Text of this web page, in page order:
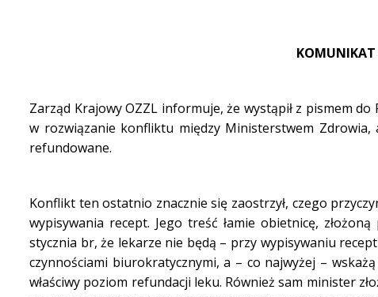
KOMUNIKAT
Zarząd Krajowy OZZL informuje, że wystąpił z pismem
w rozwiązanie konfliktu między Ministerstwem
refundowane.
Konflikt ten ostatnio znacznie się zaostrzył, czego
wypisywania recept. Jego treść łamie obietnicę,
stycznia br, że lekarze nie będą – przy wypisywaniu
czynnościami biurokratycznymi, a – co najwyżej –
właściwy poziom refundacji leku. Również sam minister